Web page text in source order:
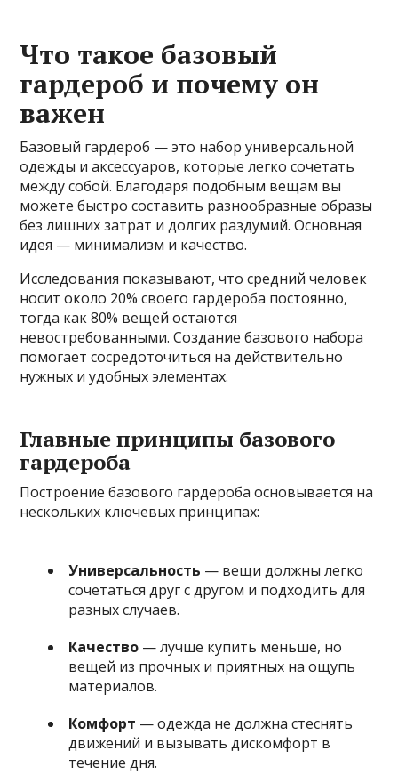
Что такое базовый
гардероб и почему он
важен
Базовый гардероб — это набор универсальной
одежды и аксессуаров, которые легко сочетать
между собой. Благодаря подобным вещам вы
можете быстро составить разнообразные образы
без лишних затрат и долгих раздумий. Основная
идея — минимализм и качество.
Исследования показывают, что средний человек
носит около 20% своего гардероба постоянно,
тогда как 80% вещей остаются
невостребованными. Создание базового набора
помогает сосредоточиться на действительно
нужных и удобных элементах.
Главные принципы базового
гардероба
Построение базового гардероба основывается на
нескольких ключевых принципах:
Универсальность — вещи должны легко
сочетаться друг с другом и подходить для
разных случаев.
Качество — лучше купить меньше, но
вещей из прочных и приятных на ощупь
материалов.
Комфорт — одежда не должна стеснять
движений и вызывать дискомфорт в
течение дня.